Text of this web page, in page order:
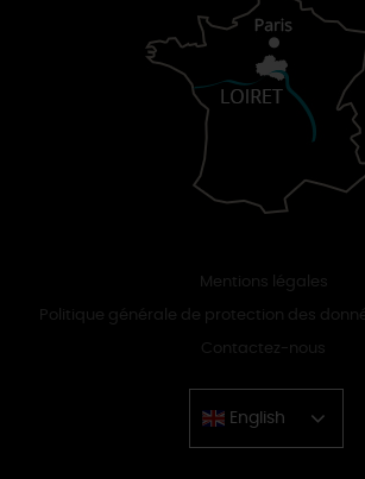
Mentions légales
Politique générale de protection des
Contactez-nous
English
Chinese